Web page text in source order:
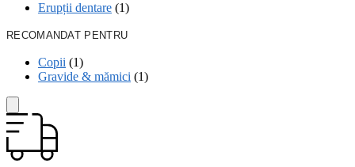
Erupții dentare (1)
RECOMANDAT PENTRU
Copii (1)
Gravide & mămici (1)